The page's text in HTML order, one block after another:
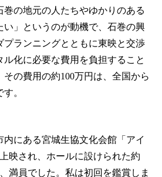
の地元の人たちやゆかりのある
い」というのが動機で、石巻の興
プランニングとともに東映と交渉
ル化に必要な費用を負担すること
の費用の約100万円は、全国から
。
内にある宮城生協文化会館「アイ
映され、ホールに設けられた約
満員でした。私は初回を鑑賞しま